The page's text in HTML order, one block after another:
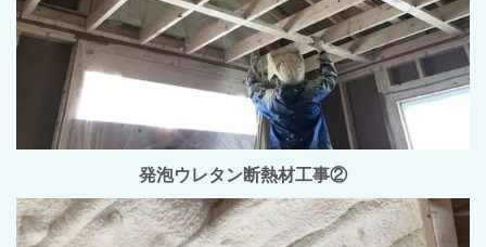
発泡ウレタン断熱材工事②